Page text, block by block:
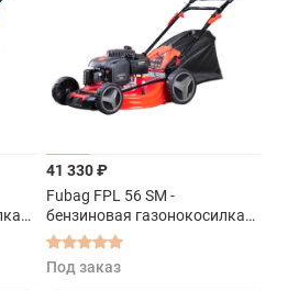
41 330 ₽
Fubag FPL 56 SM -
бензиновая газонокосилка
самоходная
Под заказ